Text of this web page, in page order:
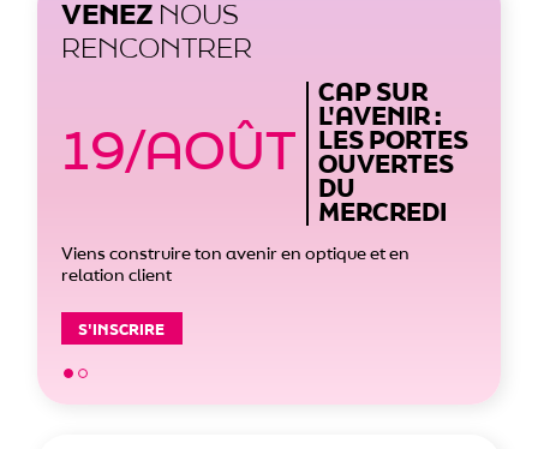
VENEZ NOUS
RENCONTRER
19/AOÛT
CAP SUR
L'AVENIR :
LES PORTES
OUVERTES
DU
MERCREDI
Viens construire ton avenir en optique et en
relation client
S'INSCRIRE